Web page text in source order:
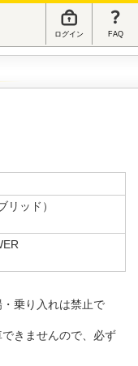
ログイン FAQ
リッド）
乗り入れは禁止で
きませんので、必ず